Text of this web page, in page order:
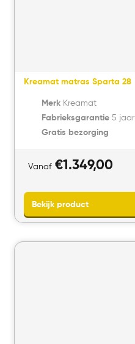
Bekijk product
Kreamat matras Sparta 28
MerkKreamat
Fabrieksgarantie5 jaar
Gratis bezorging
Vanaf €1.349,00